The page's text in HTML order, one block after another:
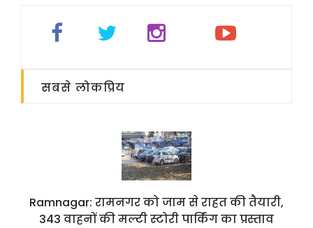
सबसे लोकप्रिय
Ramnagar: रामनगर को जाम से राहत की तैयारी,
343 वाहनों की मल्टी स्टोरी पार्किंग का प्रस्ताव